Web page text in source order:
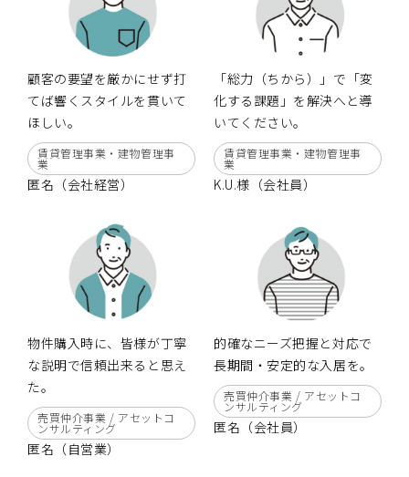
営業時間：10:00〜18:00
（定休日：毎週水曜日、第1・3火曜日 ）
顧客の要望を厳かにせず打
てば響くスタイルを貫いて
ほしい。
賃貸管理事業・建物管理事
業
匿名（会社経営）
「総力（ちから）」で「変
化する課題」を解決へと導
いてください。
賃貸管理事業・建物管理事
業
K.U.様（会社員）
物件購入時に、皆様が丁寧
な説明で信頼出来ると思え
た。
売買仲介事業 / アセットコ
ンサルティング
匿名（自営業）
的確なニーズ把握と対応で
長期間・安定的な入居を。
売買仲介事業 / アセットコ
ンサルティング
匿名（会社員）